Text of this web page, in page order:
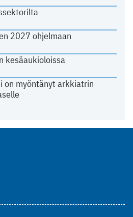
2027 ohjelmaan
kesäaukioloissa
on myöntänyt arkkiatrin